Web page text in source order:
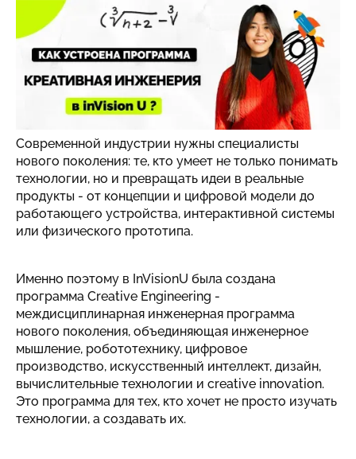
Мир стремительно меняется. Робототехника,
искусственный интеллект, умные устройства,
цифровое производство, immersive technologies и
automation уже становятся частью нашей
повседневной жизни. Но главный вопрос сегодня -
кто будет создавать эти технологии?
Современной индустрии нужны специалисты
нового поколения: те, кто умеет не только понимать
технологии, но и превращать идеи в реальные
продукты - от концепции и цифровой модели до
работающего устройства, интерактивной системы
или физического прототипа.
Именно поэтому в InVisionU была создана
программа Creative Engineering -
междисциплинарная инженерная программа
нового поколения, объединяющая инженерное
мышление, робототехнику, цифровое
производство, искусственный интеллект, дизайн,
вычислительные технологии и creative innovation.
Это программа для тех, кто хочет не просто изучать
технологии, а создавать их.